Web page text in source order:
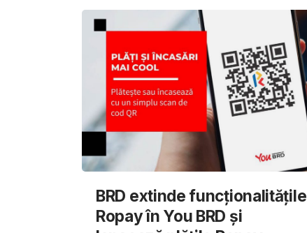
BRD extinde funcționalitățile
Ropay în You BRD și